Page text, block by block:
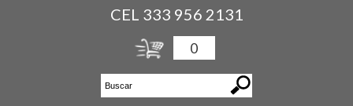
CEL 333 956 2131
0